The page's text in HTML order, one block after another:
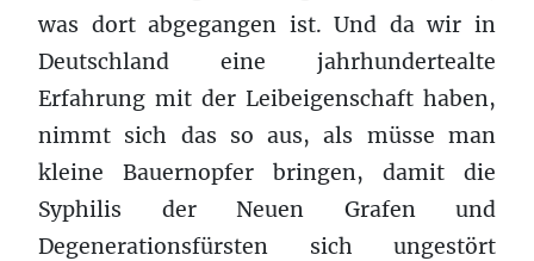
was dort abgegangen ist. Und da wir in
Deutschland eine jahrhundertealte
Erfahrung mit der Leibeigenschaft haben,
nimmt sich das so aus, als müsse man
kleine Bauernopfer bringen, damit die
Syphilis der Neuen Grafen und
Degenerationsfürsten sich ungestört